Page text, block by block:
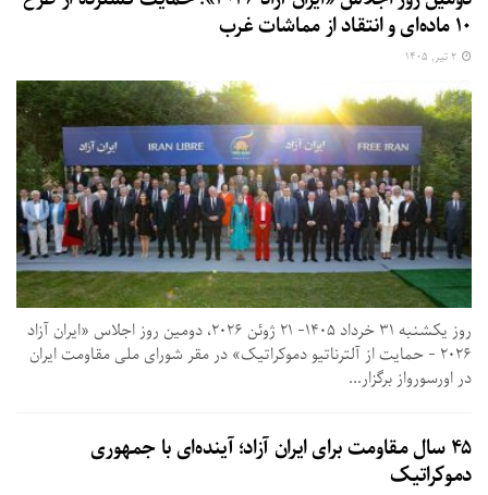
۱۰ ماده‌ای و انتقاد از مماشات غرب
روز یکشنبه ۳۱ خرداد ۱۴۰۵- ۲۱ ژوئن ۲۰۲۶، دومین روز اجلاس «ایران آزاد
۲۰۲۶ - حمایت از آلترناتیو دموکراتیک» در مقر شورای ملی مقاومت ایران
در اورسورواز برگزار...
۴۵ سال مقاومت برای ایران آزاد؛ آینده‌ای با جمهوری
دموکراتیک